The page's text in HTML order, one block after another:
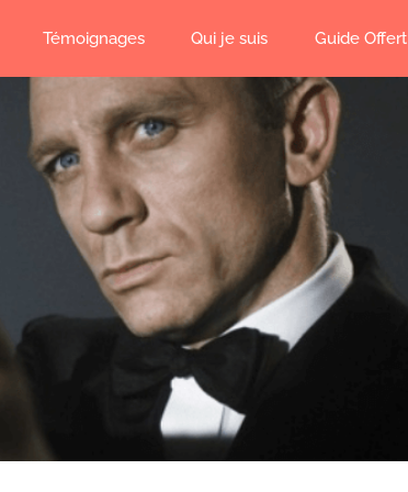
Témoignages Qui je suis Guide Offert